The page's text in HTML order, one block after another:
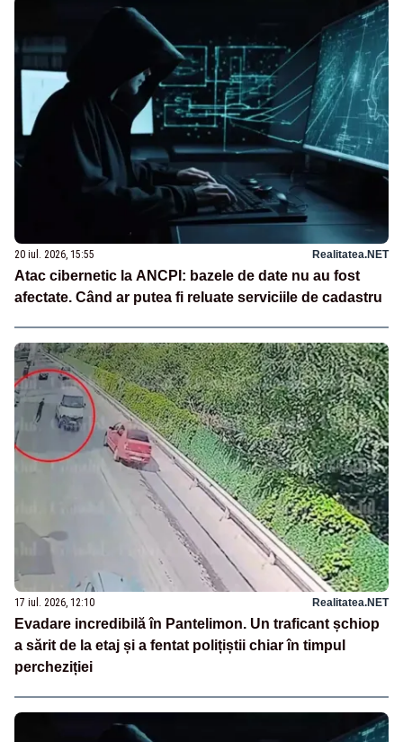
20 iul. 2026, 15:55 Realitatea.NET
Atac cibernetic la ANCPI: bazele de date nu au fost
afectate. Când ar putea fi reluate serviciile de cadastru
17 iul. 2026, 12:10 Realitatea.NET
Evadare incredibilă în Pantelimon. Un traficant șchiop
a sărit de la etaj și a fentat polițiștii chiar în timpul
percheziției